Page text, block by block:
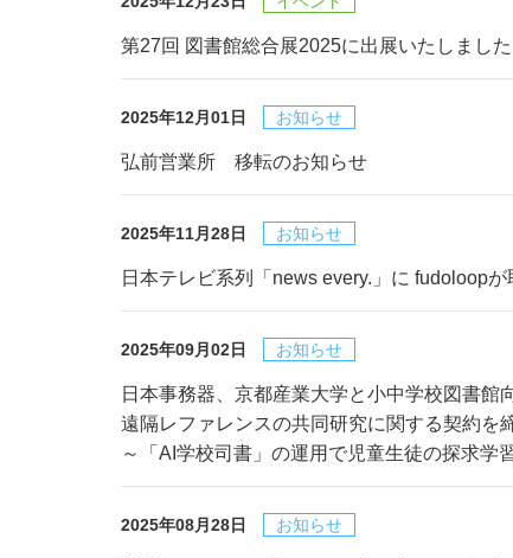
第27回 図書館総合展2025に出展いたしました
2025年12月01日 お知らせ
弘前営業所 移転のお知らせ
2025年11月28日 お知らせ
日本テレビ系列「news every.」に fudoloop
2025年09月02日 お知らせ
日本事務器、京都産業大学と小中学校図書館
遠隔レファレンスの共同研究に関する契約を
～「AI学校司書」の運用で児童生徒の探求学
2025年08月28日 お知らせ